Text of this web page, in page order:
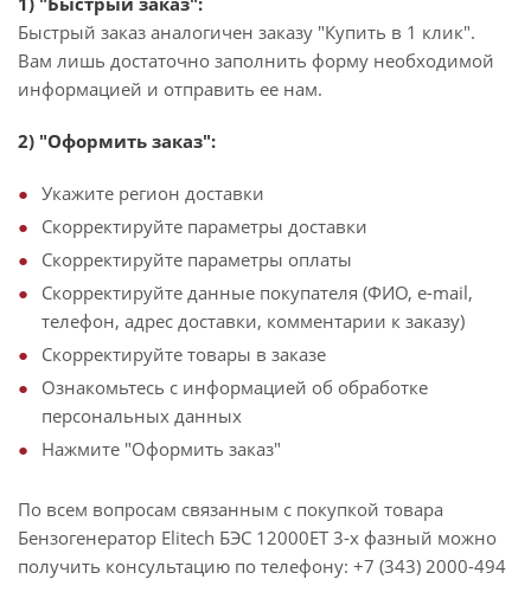
Быстрый заказ аналогичен заказу "Купить в 1 клик".
Вам лишь достаточно заполнить форму необходимой
информацией и отправить ее нам.
2) "Оформить заказ":
Укажите регион доставки
Скорректируйте параметры доставки
Скорректируйте параметры оплаты
Скорректируйте данные покупателя (ФИО, e-mail,
телефон, адрес доставки, комментарии к заказу)
Скорректируйте товары в заказе
Ознакомьтесь с информацией об обработке
персональных данных
Нажмите "Оформить заказ"
По всем вопросам связанным с покупкой товара
Бензогенератор Elitech БЭС 12000ЕТ 3-х фазный можно
получить консультацию по телефону: +7 (343) 2000-494